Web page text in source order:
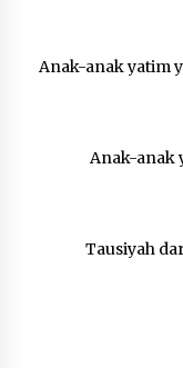
Anak-anak yatim
Anak-anak
Tausiyah